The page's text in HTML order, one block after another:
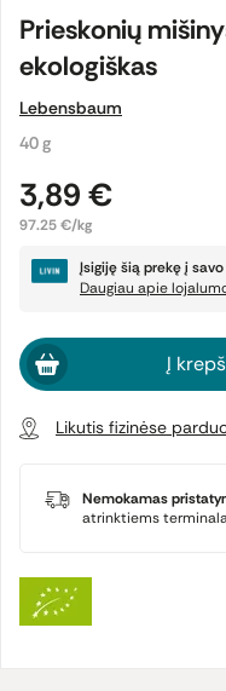
Prieskonių
ekologiškas
Lebensbaum
40 g
3,89 €
97.25 €/kg
Įsigiję šią prekę į
Daugiau apie
Į
Likutis fizinėse
Nemokamas
atrinktiems